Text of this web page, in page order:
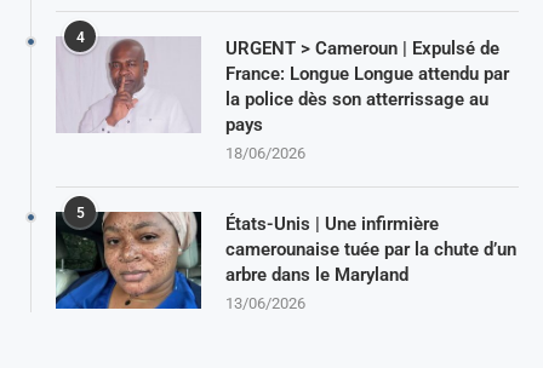
4
URGENT > Cameroun | Expulsé de
France: Longue Longue attendu par
la police dès son atterrissage au
pays
18/06/2026
5
États-Unis | Une infirmière
camerounaise tuée par la chute d’un
arbre dans le Maryland
13/06/2026